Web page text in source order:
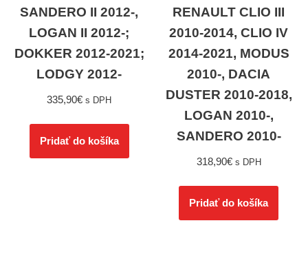
SANDERO II 2012-,
LOGAN II 2012-;
DOKKER 2012-2021;
LODGY 2012-
335,90€ s DPH
Pridať do košíka
RENAULT CLIO III
2010-2014, CLIO IV
2014-2021, MODUS
2010-, DACIA
DUSTER 2010-2018,
LOGAN 2010-,
SANDERO 2010-
318,90€ s DPH
Pridať do košíka